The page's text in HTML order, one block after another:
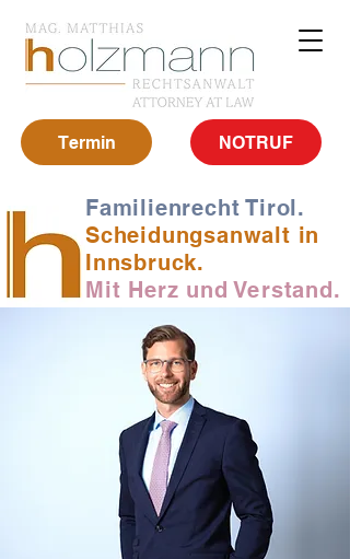
Termin NOTRUF
Familienrecht Tirol.
Scheidungsanwalt in
Innsbruck.
Mit Herz und Verstand.